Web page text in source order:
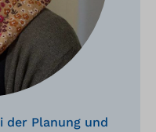
der Planung und